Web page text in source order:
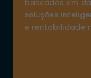
baseadas em
soluções
e rentabilidade